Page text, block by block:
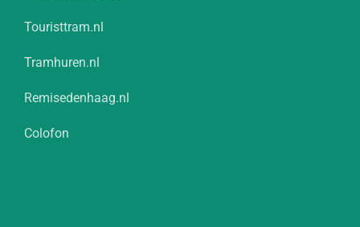
Touristtram.nl
Tramhuren.nl
Remisedenhaag.nl
Colofon